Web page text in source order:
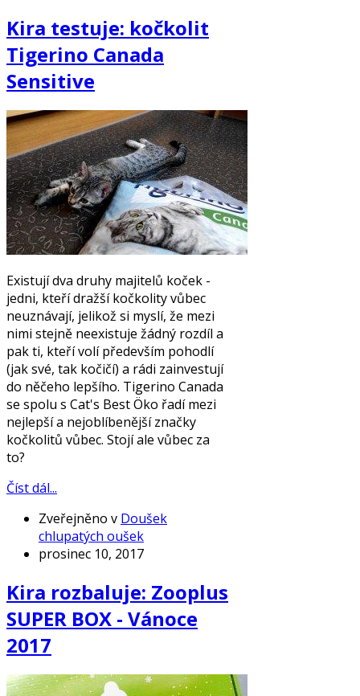
Kira testuje: kočkolit
Tigerino Canada
Sensitive
Existují dva druhy majitelů koček -
jedni, kteří dražší kočkolity vůbec
neuznávají, jelikož si myslí, že mezi
nimi stejně neexistuje žádný rozdíl a
pak ti, kteří volí především pohodlí
(jak své, tak kočičí) a rádi zainvestují
do něčeho lepšího. Tigerino Canada
se spolu s Cat's Best Öko řadí mezi
nejlepší a nejoblíbenější značky
kočkolitů vůbec. Stojí ale vůbec za
to?
Číst dál...
Zveřejněno v Doušek
chlupatých oušek
prosinec 10, 2017
Kira rozbaluje: Zooplus
SUPER BOX - Vánoce
2017